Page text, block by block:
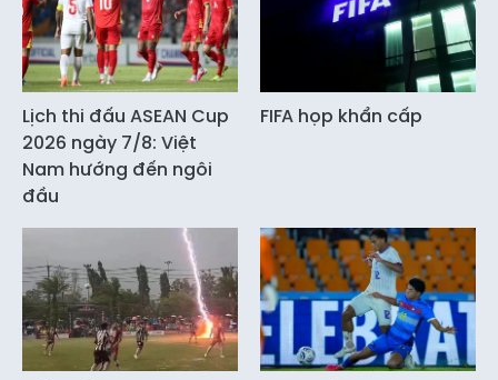
Lịch thi đấu ASEAN Cup
2026 ngày 7/8: Việt
Nam hướng đến ngôi
đầu
FIFA họp khẩn cấp